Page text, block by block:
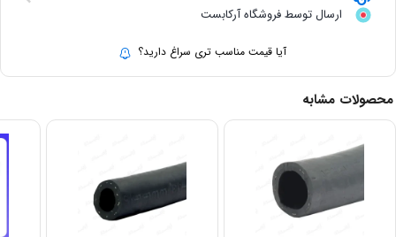
ارسال توسط فروشگاه آرکابست
آیا قیمت مناسب تری سراغ دارید؟
محصولات مشابه